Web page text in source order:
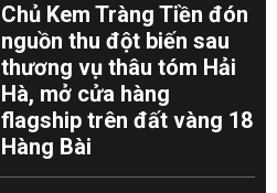
Chủ Kem Tràng Tiền đón
nguồn thu đột biến sau
thương vụ thâu tóm Hải
Hà, mở cửa hàng
flagship trên đất vàng 18
Hàng Bài